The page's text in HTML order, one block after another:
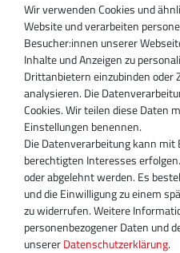
SUPPORT
Inhaber:
Magnos Turbosystems GmbH
Miraustraße 27-29
D-13509 Berlin
+49 30 340 606 740
+49 30 340 606 740
+49 30 340 606 745
info@turboservice24.de
Aktuelle Öffnungszeiten
Mo-Fr: 08:00 Uhr - 18:00 Uhr
Sa: geschlossen
Wir verwenden Cookies und
Website und verarbeiten
Besucher:innen unserer
Inhalte und Anzeigen zu
Drittanbietern einzubinden oder
analysieren. Die
Cookies. Wir teilen diese Daten
Einstellungen benennen.
Die Datenverarbeitung kann mit
berechtigten Interesses
oder abgelehnt werden. Es
und die Einwilligung zu einem
zu widerrufen. Weitere
personenbezogener Daten und
unsererDaten­schutz­erklärung.